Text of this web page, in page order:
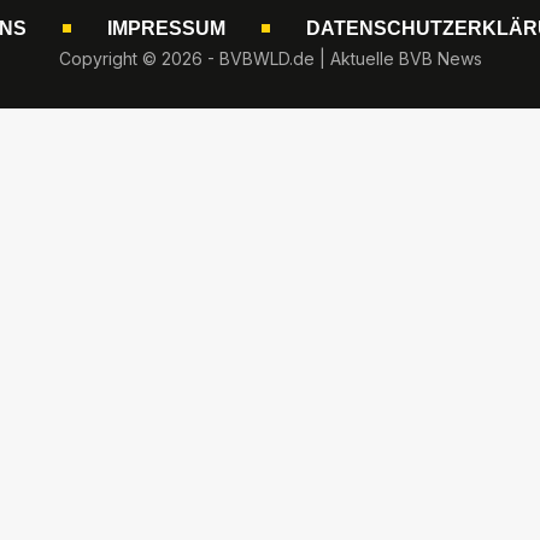
IMPRESSUM
Copyright © 2026 - BVBWLD.de | Aktuelle BVB News